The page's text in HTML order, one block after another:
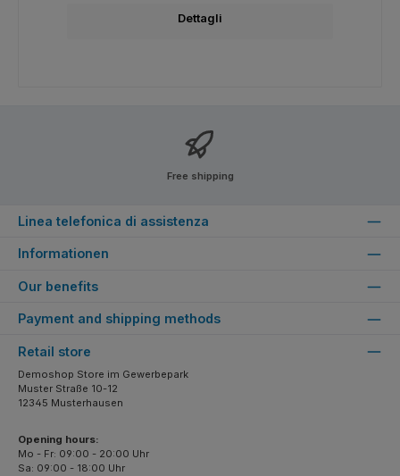
Dettagli
Free shipping
Linea telefonica di assistenza
Informationen
Our benefits
Payment and shipping methods
Retail store
Demoshop Store im Gewerbepark
Muster Straße 10-12
12345 Musterhausen
Opening hours:
Mo - Fr: 09:00 - 20:00 Uhr
Sa: 09:00 - 18:00 Uhr